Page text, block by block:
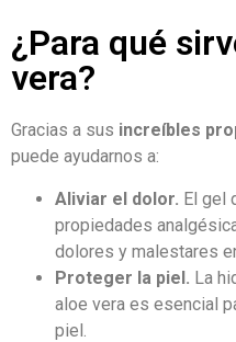
¿Para qué
vera?
Gracias a sus increíbles
puede ayudarnos a:
Aliviar el dolor. El gel
propiedades
dolores y malestares
Proteger la piel. La
aloe vera es esencial
piel.